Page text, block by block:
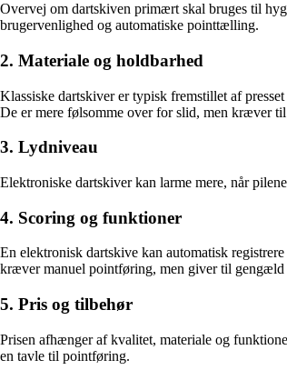
Overvej om dartskiven primært skal bruges til
brugervenlighed og automatiske pointtælling.
2. Materiale og holdbarhed
Klassiske dartskiver er typisk fremstillet af
De er mere følsomme over for slid, men kræver
3. Lydniveau
Elektroniske dartskiver kan larme mere, når
4. Scoring og funktioner
En elektronisk dartskive kan automatisk
kræver manuel pointføring, men giver til gengæld
5. Pris og tilbehør
Prisen afhænger af kvalitet, materiale og
en tavle til pointføring.